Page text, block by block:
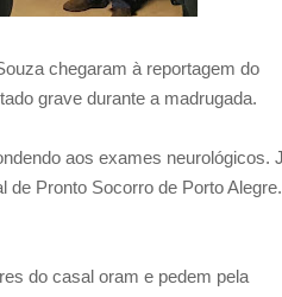
chegaram à reportagem do
grave durante a madrugada.
aos exames neurológicos.
Pronto Socorro de Porto Alegre.
do casal oram e pedem pela